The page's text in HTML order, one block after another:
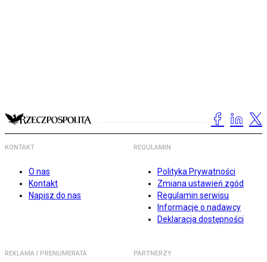
KONTAKT
O nas
Kontakt
Napisz do nas
REGULAMIN
Polityka Prywatności
Zmiana ustawień zgód
Regulamin serwisu
Informacje o nadawcy
Deklaracja dostępności
REKLAMA I PRENUMERATA PARTNERZY